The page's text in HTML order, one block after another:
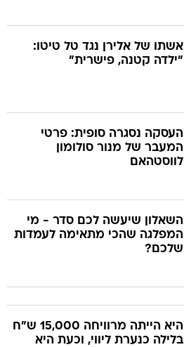
אשתו של אלירן נגד טל טיטו:
"ילדה קטנה, פישרית"
העסקה נסגרה סופית: פרטי
המעבר של מנור סולומון
לווסטהאם
השאלון שיעשה לכם סדר - מי
המפלגה שהכי מתאימה לעמדות
שלכם?
היא הייתה מרוויחה 15,000 ש"ח
בלילה כנערת ליווי, וכעת היא